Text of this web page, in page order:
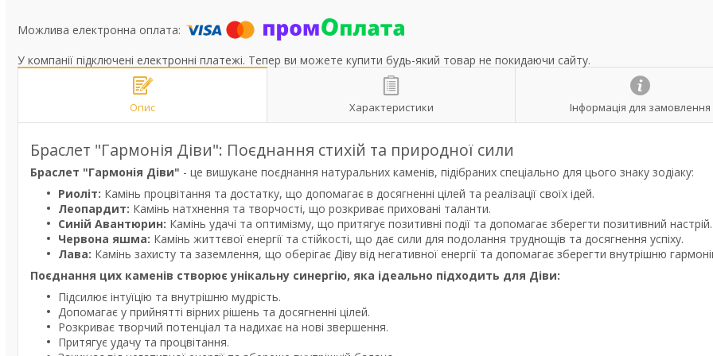
У компанії підключені електронні платежі. Тепер ви можете купити будь-який товар не покидаючи сайту.
Опис Характеристики Інформація для замовлення
Браслет "Гармонія Діви": Поєднання стихій та природної сили
Браслет "Гармонія Діви" - це вишукане поєднання натуральних каменів, підібраних спеціально для цього знаку зодіаку:
Риоліт: Камінь процвітання та достатку, що допомагає в досягненні цілей та реалізації своїх ідей.
Леопардит: Камінь натхнення та творчості, що розкриває приховані таланти.
Синій Авантюрин: Камінь удачі та оптимізму, що притягує позитивні події та допомагає зберегти позитивний настрій.
Червона яшма: Камінь життєвої енергії та стійкості, що дає сили для подолання труднощів та досягнення успіху.
Лава: Камінь захисту та заземлення, що оберігає Діву від негативної енергії та допомагає зберегти внутрішню
Поєднання цих каменів створює унікальну синергію, яка ідеально підходить для Діви:
Підсилює інтуїцію та внутрішню мудрість.
Допомагає у прийнятті вірних рішень та досягненні цілей.
Розкриває творчий потенціал та надихає на нові звершення.
Притягує удачу та процвітання.